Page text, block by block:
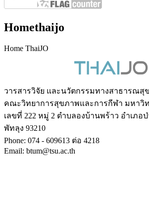
Homethaijo
Home ThaiJO
วารสารวิจัย และนวัตกรรมทางสาธารณสุข
คณะวิทยาการสุขภาพและการกีฬา มหาวิ
เลขที่ 222 หมู่ 2 ตำบลองบ้านพร้าว อำเภอ
พัทลุง 93210
Phone: 074 - 609613 ต่อ 4218
Email: btum@tsu.ac.th